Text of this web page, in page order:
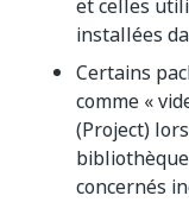
et celles
installées
Certains
comme «
(Project)
concernés